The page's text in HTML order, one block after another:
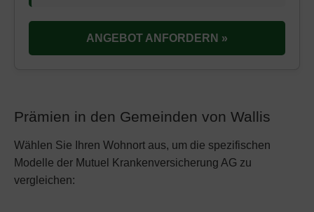
ANGEBOT ANFORDERN »
Prämien in den Gemeinden von Wallis
Wählen Sie Ihren Wohnort aus, um die spezifischen
Modelle der Mutuel Krankenversicherung AG zu
vergleichen: